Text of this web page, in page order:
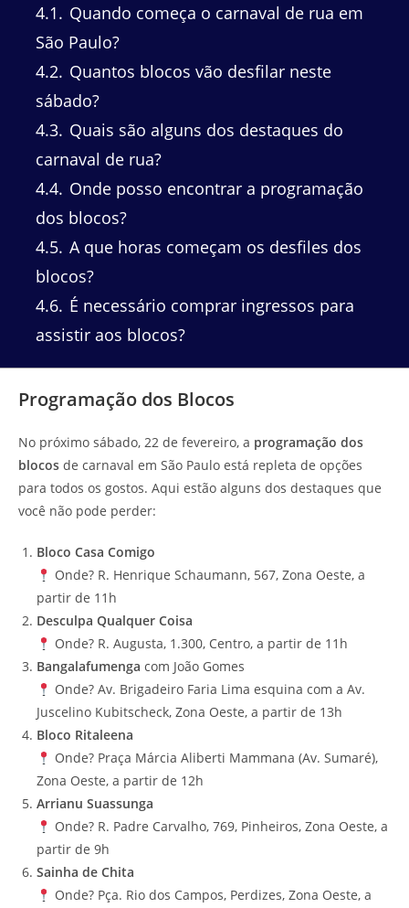
4.1
Quando começa o carnaval de rua em
São Paulo?
4.2 Quantos blocos vão desfilar neste
sábado?
4.3 Quais são alguns dos destaques do
carnaval de rua?
4.4 Onde posso encontrar a programação
dos blocos?
4.5 A que horas começam os desfiles dos
blocos?
4.6 É necessário comprar ingressos para
assistir aos blocos?
Programação dos Blocos
No próximo sábado, 22 de fevereiro, a programação dos
blocos de carnaval em São Paulo está repleta de opções
para todos os gostos. Aqui estão alguns dos destaques que
você não pode perder:
Bloco Casa Comigo
Onde? R. Henrique Schaumann, 567, Zona Oeste, a
partir de 11h
Desculpa Qualquer Coisa
Onde? R. Augusta, 1.300, Centro, a partir de 11h
Bangalafumenga com João Gomes
Onde? Av. Brigadeiro Faria Lima esquina com a Av.
Juscelino Kubitscheck, Zona Oeste, a partir de 13h
Bloco Ritaleena
Onde? Praça Márcia Aliberti Mammana (Av. Sumaré),
Zona Oeste, a partir de 12h
Arrianu Suassunga
Onde? R. Padre Carvalho, 769, Pinheiros, Zona Oeste, a
partir de 9h
Sainha de Chita
Onde? Pça. Rio dos Campos, Perdizes, Zona Oeste, a